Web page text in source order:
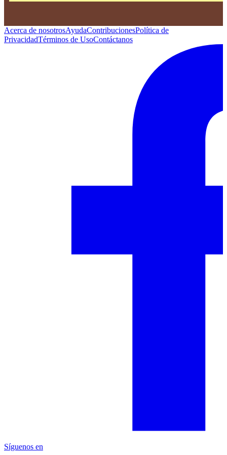
Acerca de nosotrosAyudaContribucionesPolítica de
PrivacidadTérminos de UsoContáctanos
Síguenos en